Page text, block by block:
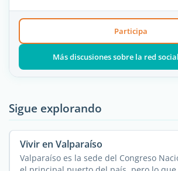
Participa
Más discusiones sobre la red
Sigue explorando
Vivir en Valparaíso
Valparaíso es la sede del Congreso